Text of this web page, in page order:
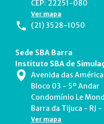
CEP: 22251-080
Ver mapa
(21) 3528-1050
Sede SBA Barra
Instituto SBA de
Avenida das
Bloco 03 - 5º Andar
Condomínio Le
Barra da Tijuca - RJ
Ver mapa